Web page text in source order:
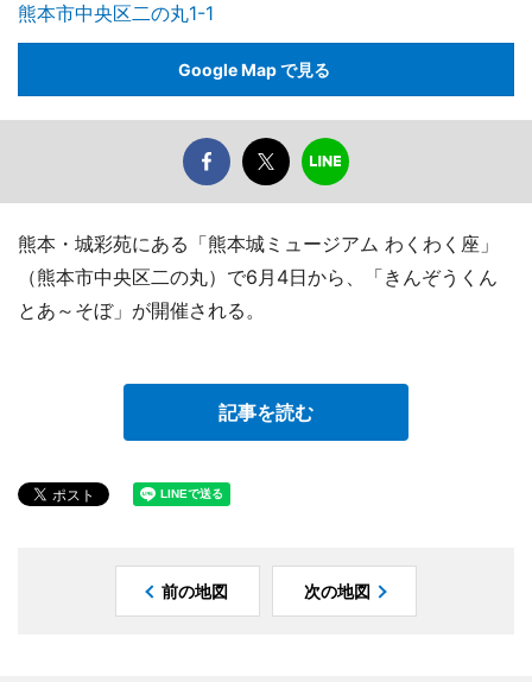
熊本市中央区二の丸1-1
Google Map で見る
熊本・城彩苑にある「熊本城ミュージアム わくわく座」
（熊本市中央区二の丸）で6月4日から、「きんぞうくん
とあ～そぼ」が開催される。
記事を読む
前の地図 次の地図